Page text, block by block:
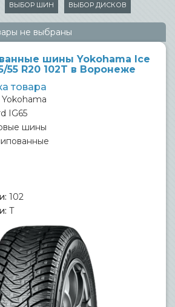
ВЫБОР ШИН ВЫБОР ДИСКОВ
не выбраны
шины Yokohama Ice
55 R20 102T в Воронеже
товара
Yokohama
IG65
шины
102
T